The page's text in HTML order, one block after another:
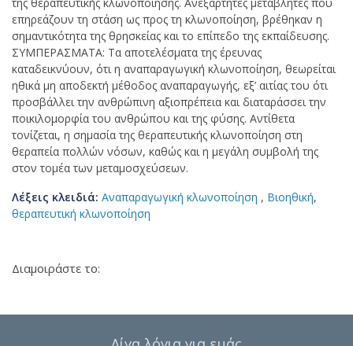
επηρεάζουν τη στάση ως προς τη κλωνοποίηση, βρέθηκαν η
σημαντικότητα της θρησκείας και το επίπεδο της εκπαίδευσης.
ΣΥΜΠΕΡΑΣΜΑΤΑ: Τα αποτελέσματα της έρευνας
καταδεικνύουν, ότι η αναπαραγωγική κλωνοποίηση, θεωρείται
ηθικά μη αποδεκτή μέθοδος αναπαραγωγής, εξ’ αιτίας του ότι
προσβάλλει την ανθρώπινη αξιοπρέπεια και διαταράσσει την
ποικιλομορφία του ανθρώπου και της φύσης. Αντίθετα
τονίζεται, η σημασία της θεραπευτικής κλωνοποίηση στη
θεραπεία πολλών νόσων, καθώς και η μεγάλη συμβολή της
στον τομέα των μεταμοσχεύσεων.
Λέξεις κλειδιά: Αναπαραγωγική κλωνοποίηση , Βιοηθική,
θεραπευτική κλωνοποίηση
Διαμοιράστε το: